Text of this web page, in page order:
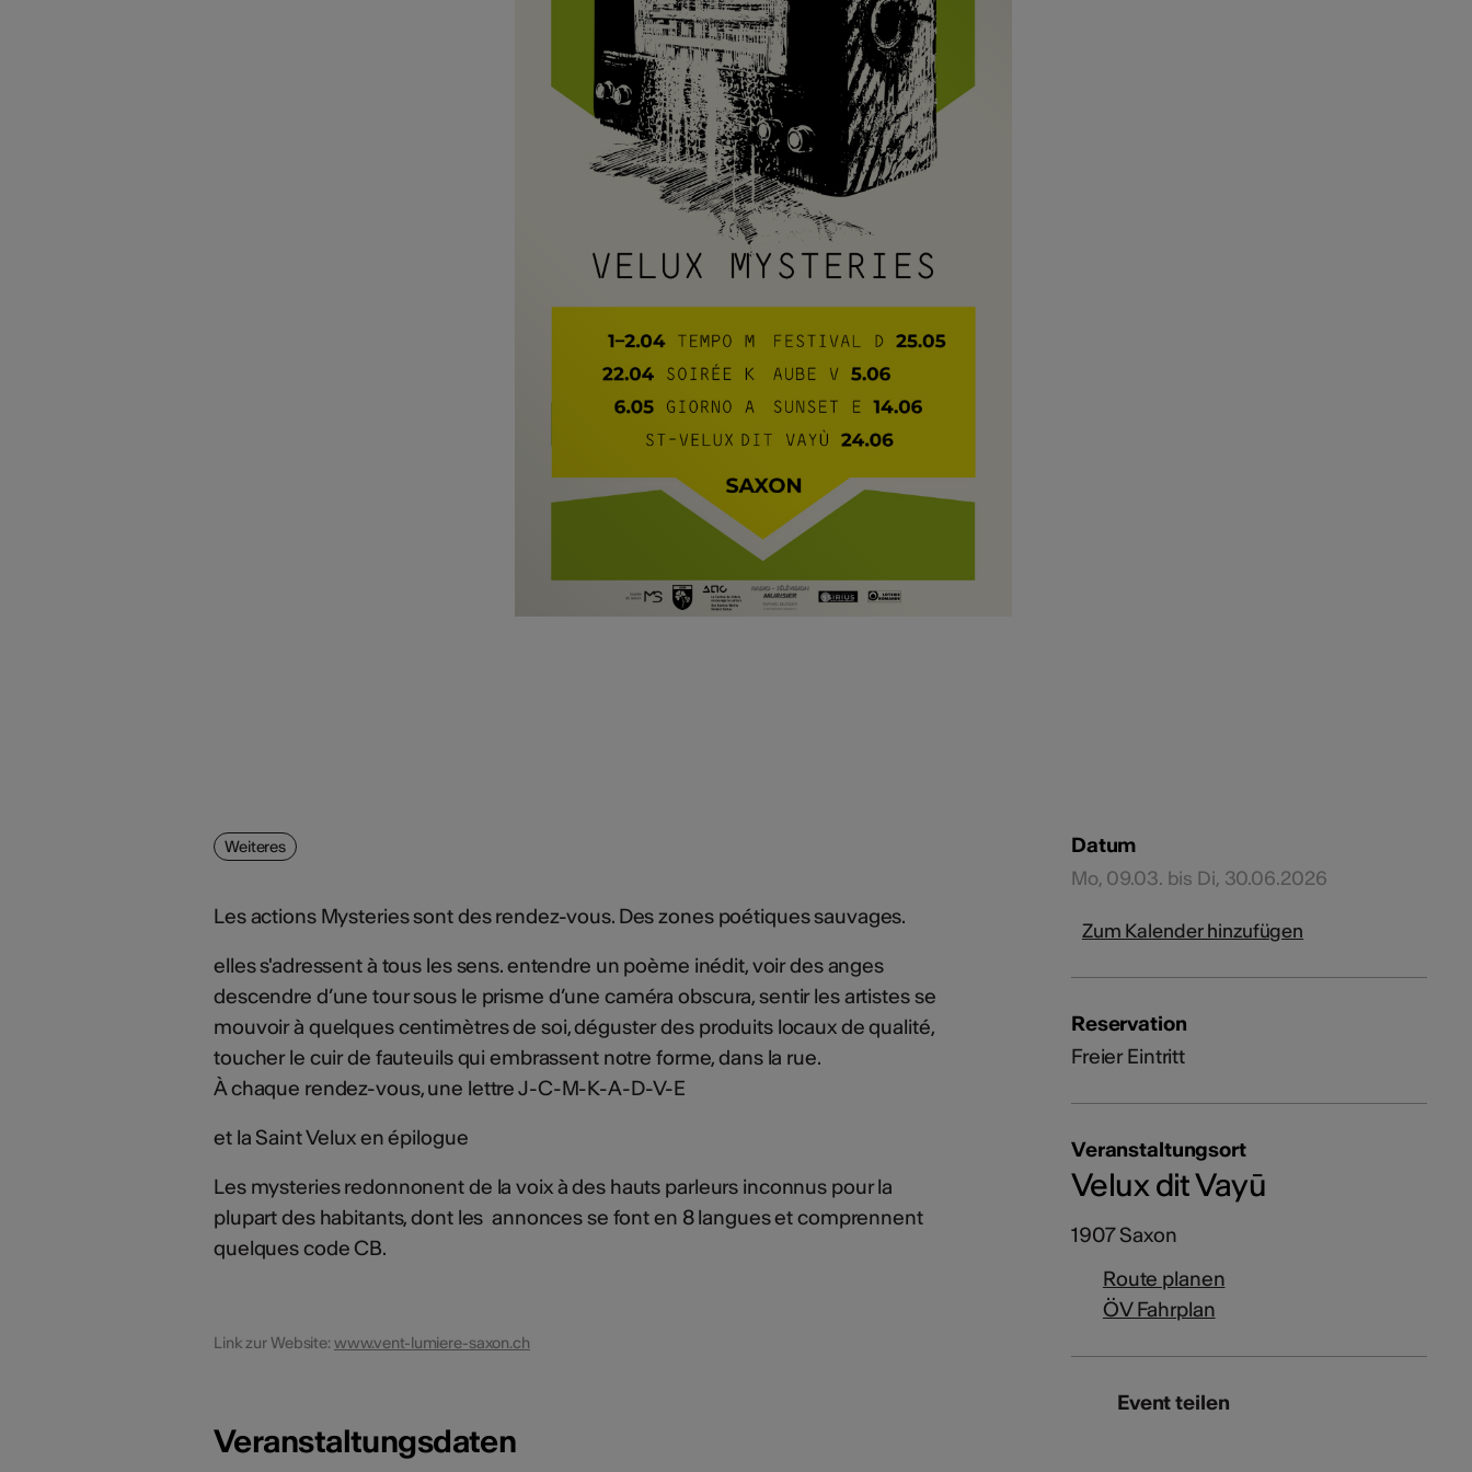
Weiteres
Les actions Mysteries sont des rendez-vous. Des zones poétiques sauvages.
elles s'adressent à tous les sens. entendre un poème inédit, voir des anges
descendre d’une tour sous le prisme d’une caméra obscura, sentir les artistes se
mouvoir à quelques centimètres de soi, déguster des produits locaux de qualité,
toucher le cuir de fauteuils qui embrassent notre forme, dans la rue.
À chaque rendez-vous, une lettre J-C-M-K-A-D-V-E
et la Saint Velux en épilogue
Les mysteries redonnonent de la voix à des hauts parleurs inconnus pour la
plupart des habitants, dont les annonces se font en 8 langues et comprennent
quelques code CB.
Link zur Website: www.vent-lumiere-saxon.ch
Veranstaltungsdaten
Datum
Mo, 09.03. bis Di, 30.06.2026
Zum Kalender hinzufügen
Reservation
Freier Eintritt
Veranstaltungsort
Velux dit Vayū
1907 Saxon
Route planen
ÖV Fahrplan
Event teilen